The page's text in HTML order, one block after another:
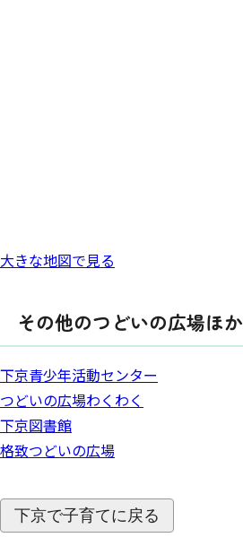
大きな地図で見る
その他のつどいの広場ほか
下京青少年活動センター
つどいの広場わくわく
下京図書館
格致つどいの広場
下京で子育てに戻る